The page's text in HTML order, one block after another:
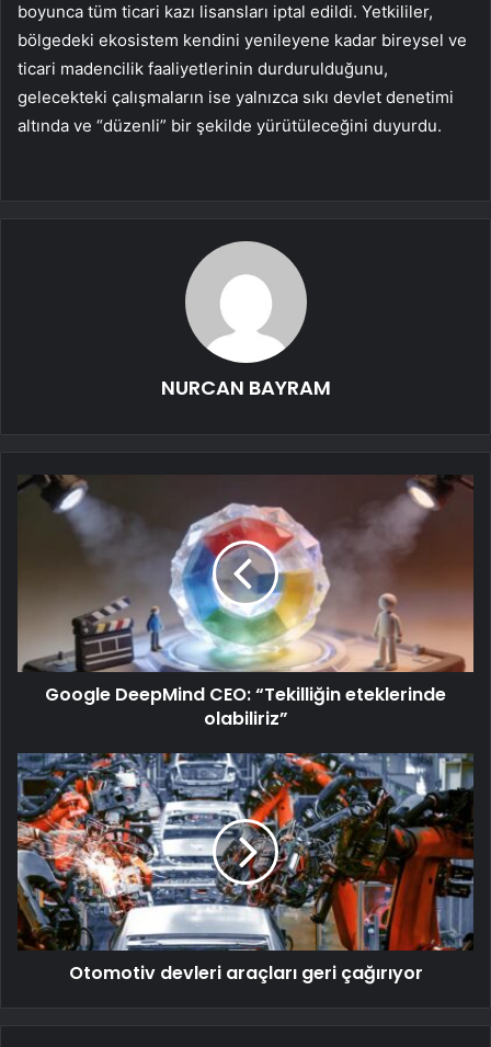
boyunca tüm ticari kazı lisansları iptal edildi. Yetkililer,
bölgedeki ekosistem kendini yenileyene kadar bireysel ve
ticari madencilik faaliyetlerinin durdurulduğunu,
gelecekteki çalışmaların ise yalnızca sıkı devlet denetimi
altında ve “düzenli” bir şekilde yürütüleceğini duyurdu.
NURCAN BAYRAM
Google DeepMind CEO: “Tekilliğin eteklerinde
olabiliriz”
Otomotiv devleri araçları geri çağırıyor